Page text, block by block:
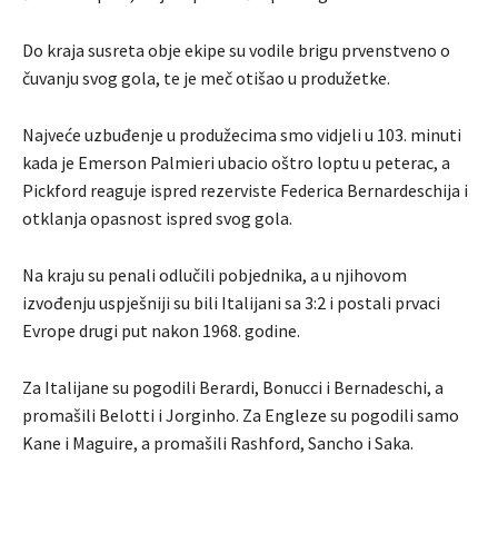
Do kraja susreta obje ekipe su vodile brigu prvenstveno o
čuvanju svog gola, te je meč otišao u produžetke.
Najveće uzbuđenje u produžecima smo vidjeli u 103. minuti
kada je Emerson Palmieri ubacio oštro loptu u peterac, a
Pickford reaguje ispred rezerviste Federica Bernardeschija i
otklanja opasnost ispred svog gola.
Na kraju su penali odlučili pobjednika, a u njihovom
izvođenju uspješniji su bili Italijani sa 3:2 i postali prvaci
Evrope drugi put nakon 1968. godine.
Za Italijane su pogodili Berardi, Bonucci i Bernadeschi, a
promašili Belotti i Jorginho. Za Engleze su pogodili samo
Kane i Maguire, a promašili Rashford, Sancho i Saka.